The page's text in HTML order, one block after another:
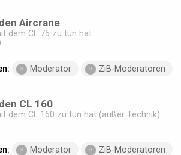
Aircrane
dem CL 75 zu tun hat
Moderator ZiB-Moderatoren
CL 160
dem CL 160 zu tun hat (außer Technik)
Moderator ZiB-Moderatoren